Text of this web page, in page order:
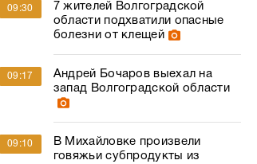
09:30
7 жителей Волгоградской
области подхватили опасные
болезни от клещей
09:17
Андрей Бочаров выехал на
запад Волгоградской области
09:10
В Михайловке произвели
говяжьи субпродукты из